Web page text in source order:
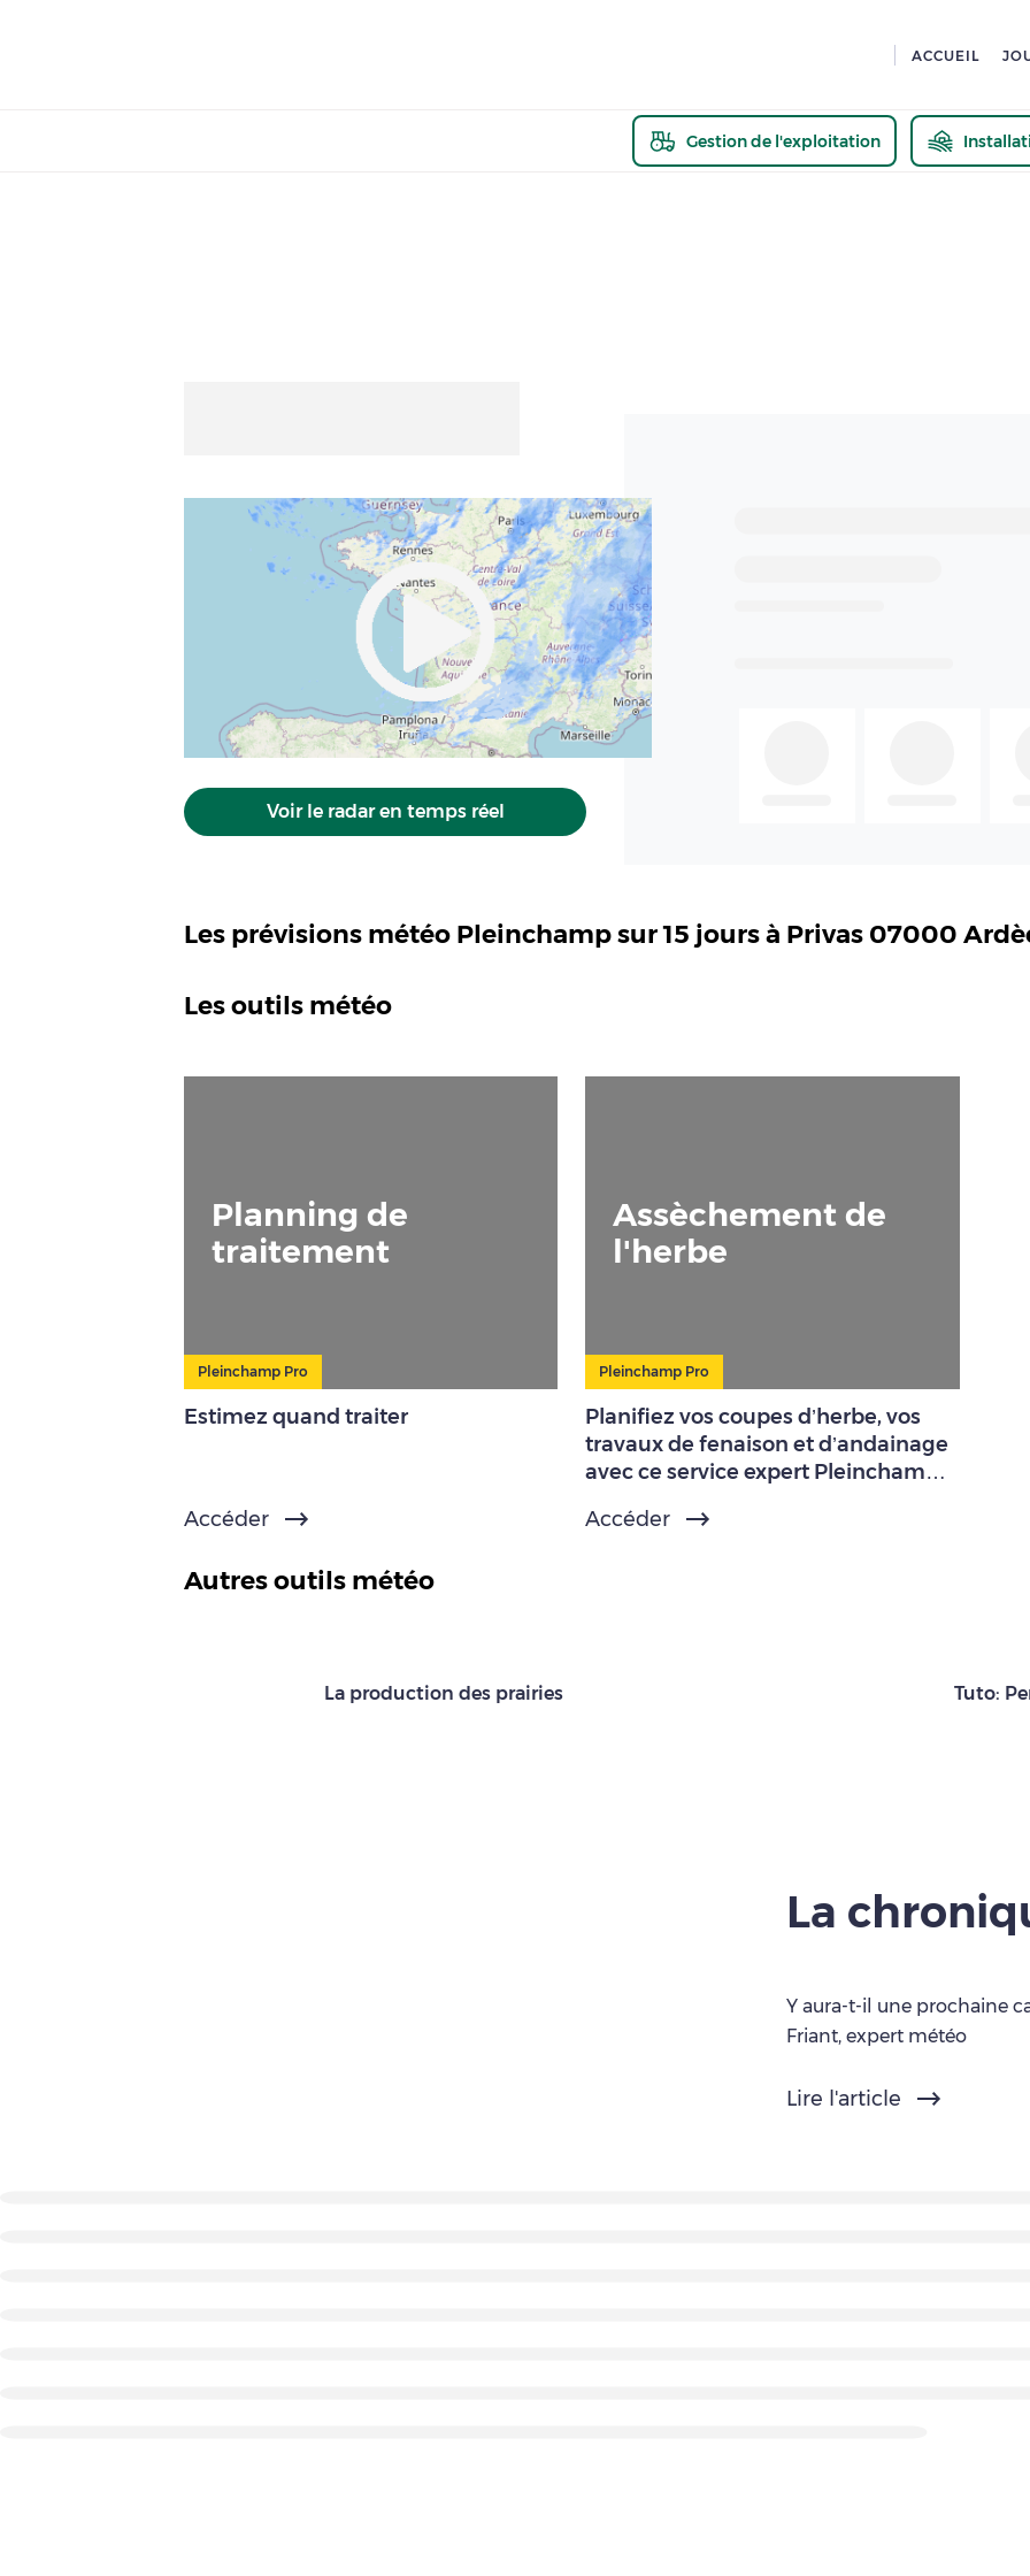
ACCUEIL
Gestion de l'exploitation
Voir le radar en temps réel
Les prévisions météo Pleinchamp sur 15 jours à Privas 07000
Les outils météo
Planning de
traitement
Pleinchamp Pro
Estimez quand traiter
Accéder
Assèchement de
l'herbe
Pleinchamp Pro
Planifiez vos coupes d’herbe, vos
travaux de fenaison et d’andainage
avec ce service expert Pleinchamp
Accéder
Autres outils météo
La production des prairies Tuto:
La
Y aura-t-il une prochaine
Friant, expert météo
Lire l'article